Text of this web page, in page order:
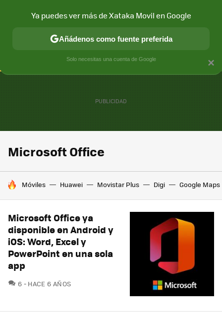
CONECTIVIDAD MÓVIL Y SOCIEDAD APLICACIONES
Microsoft Office
HOY SE HABLA DE
Móviles Huawei Movistar Plus Digi Google Maps
Microsoft Office ya
disponible en Android y
iOS: Word, Excel y
PowerPoint en una sola
app
6 COMENTARIOS
HACE 6 AÑOS
×
Ya puedes ver más de Xataka Movil en Google
Añádenos como fuente preferida
Solo necesitas una cuenta de Google